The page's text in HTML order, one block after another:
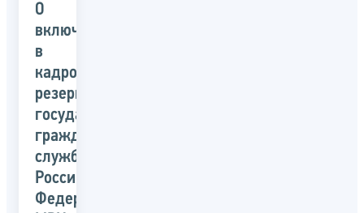
О
включении
в
кадровый
резерв
государственной
гражданской
службы
Российской
Федерации